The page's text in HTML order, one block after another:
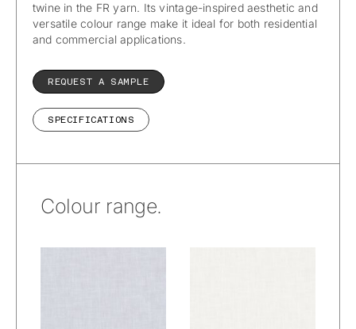
twine in the FR yarn. Its vintage-inspired aesthetic and
versatile colour range make it ideal for both residential
and commercial applications.
REQUEST A SAMPLE
SPECIFICATIONS
Colour range.